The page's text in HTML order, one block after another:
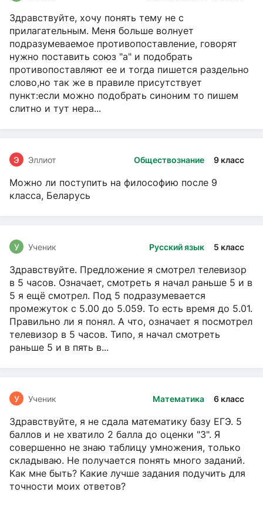
Здравствуйте, хочу понять тему не с
прилагательным. Меня больше волнует
подразумеваемое противопоставление, говорят
нужно поставить союз "а" и подобрать
противопоставляют ее и тогда пишется раздельно
слово,но так же в правиле присутствует
пункт:если можно подобрать синоним то пишем
слитно и тут нера...
Обществознание 9 класс
Э Эллиот
Можно ли поступить на философию после 9
класса, Беларусь
Русский язык 5 класс
У Ученик
Здравствуйте. Предложение я смотрел телевизор
в 5 часов. Означает, смотреть я начал раньше 5 и в
5 я ещё смотрел. Под 5 подразумевается
промежуток с 5.00 до 5.059. То есть время до 5.01.
Правильно ли я понял. А что, означает я посмотрел
телевизор в 5 часов. Типо, я начал смотреть
раньше 5 и в пять в...
Математика 6 класс
У Ученик
Здравствуйте, я не сдала математику базу ЕГЭ. 5
баллов и не хватило 2 балла до оценки "3". Я
совершенно не знаю таблицу умножения, только
складываю. Не получается понять много заданий.
Как мне быть? Какие лучше задания подучить для
точности моих ответов?